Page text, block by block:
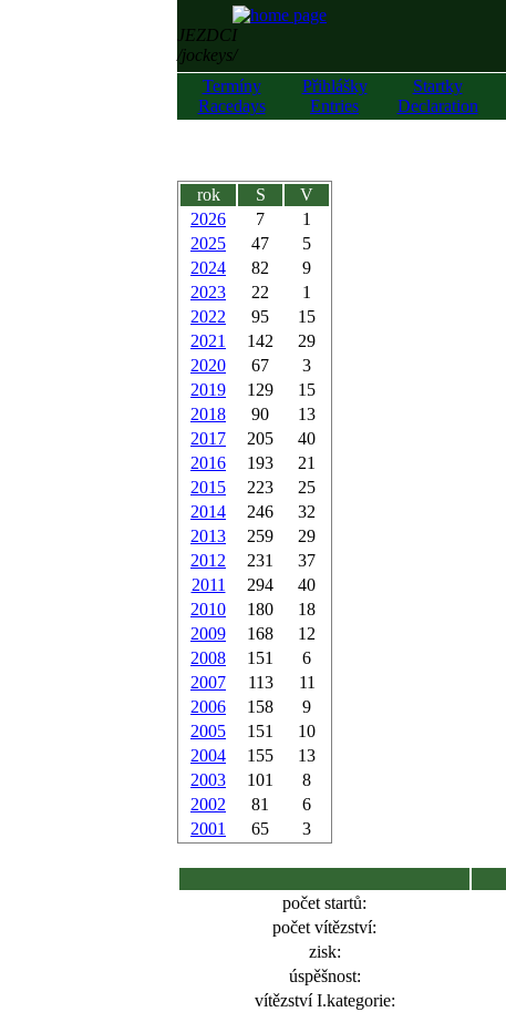
JEZDCI
/jockeys/
Termíny
Racedays
Přihlášky
Entries
Startky
Declaration
rok S
V
2026
7
1
2025
47
5
2024
82
9
2023
22
1
2022
95
15
2021
142
29
2020
67
3
2019
129
15
2018
90
13
2017
205
40
2016
193
21
2015
223
25
2014
246
32
2013
259
29
2012
231
37
2011
294
40
2010
180
18
2009
168
12
2008
151
6
2007
113
11
2006
158
9
2005
151
10
2004
155
13
2003
101
8
2002
81
6
2001
65 3
počet startů:
počet vítězství:
zisk:
úspěšnost:
vítězství I.kategorie: